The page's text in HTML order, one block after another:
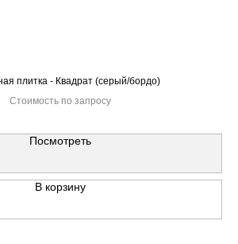
плитка - Квадрат (серый/бордо)
Стоимость по запросу
Посмотреть
В корзину